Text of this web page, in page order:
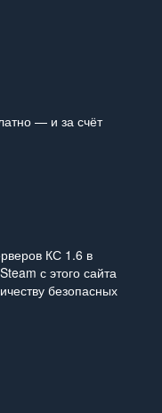
— и за счёт
КС 1.6 в
с этого сайта
безопасных